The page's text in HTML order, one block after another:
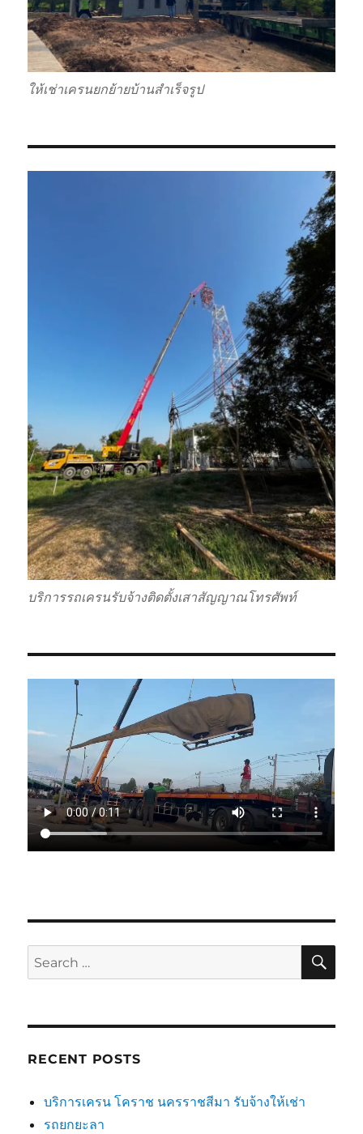
ให้เช่าเครนยกย้ายบ้านสำเร็จรูป
บริการรถเครนรับจ้างติดตั้งเสาสัญญาณโทรศัพท์
Search
for:
RECENT POSTS
บริการเครน โคราช นครราชสีมา รับจ้างให้เช่า
รถยกยะลา